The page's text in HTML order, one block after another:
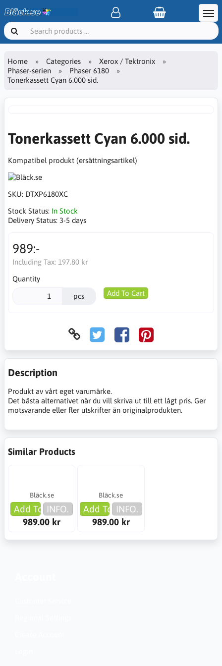
Home Categories
Xerox / Tektronix
Phaser-serien
Phaser 6180
Tonerkassett Cyan 6.000 sid.
Tonerkassett Cyan 6.000 sid.
Kompatibel produkt (ersättningsartikel)
SKU: DTXP6180XC
Stock Status: In Stock
Delivery Status: 3-5 days
989:-
Including Tax: 197.80 kr
Quantity
pcs Add To Cart
Description
Produkt av vårt eget varumärke.
Det bästa alternativet när du vill skriva ut till ett lågt pris. Ger
motsvarande eller fler utskrifter än originalprodukten.
Similar Products
Bläck.se
Add To Cart
INFO.
989.00 kr
Bläck.se
Add To Cart
INFO.
989.00 kr